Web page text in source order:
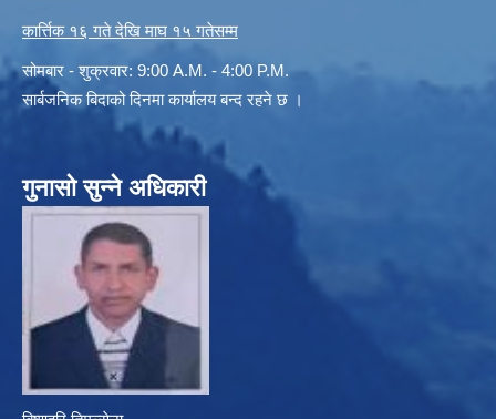
कार्त्तिक १६ गते देखि माघ १५ गतेसम्म
सोमबार - शुक्रवार: 9:00 A.M. - 4:00 P.M.
सार्बजनिक बिदाको दिनमा कार्यालय बन्द रहने छ ।
गुनासो सुन्ने अधिकारी